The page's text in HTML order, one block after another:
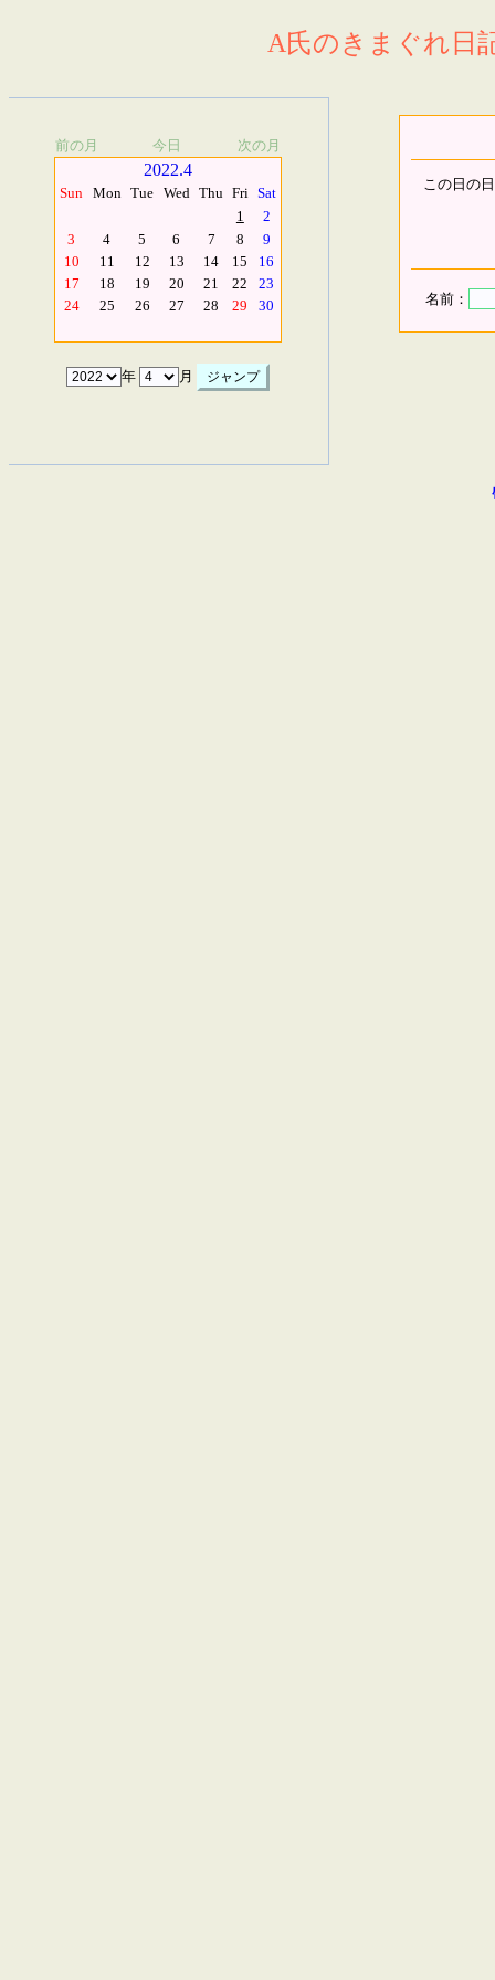
A氏のきまぐれ日
前の月 今日 次の月
2022.4
Sun Mon Tue Wed Thu Fri Sat
1
2
3
4 5 6 7 8
9
10
11 12 13 14 15
16
17
18 19 20 21 22
23
24
25 26 27 28 29 30
年 月
この日の
名前：